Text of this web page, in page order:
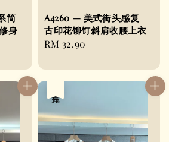
简
身
A4260 — 美式街头感复
古印花铆钉斜肩收腰上衣
Regular
RM 32.90